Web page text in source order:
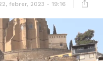
febrer, 2023 - 19:16